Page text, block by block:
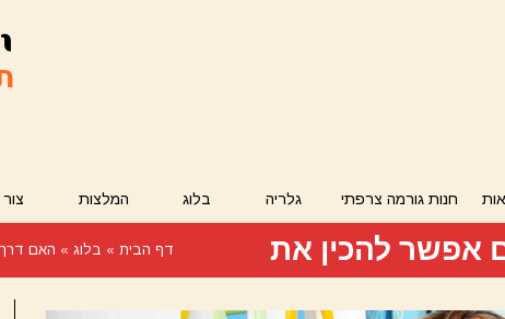
חנות גורמה צרפתי גלריה בלוג המלצות
אפשר להכין את
דף הבית » בלוג » האם דרך